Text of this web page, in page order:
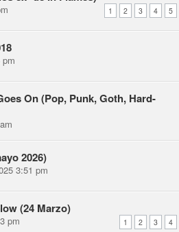
1 2 3 4 5
On (Pop, Punk, Goth, Hard-
2026)
3:51 pm
(24 Marzo)
1 2 3 4
pm